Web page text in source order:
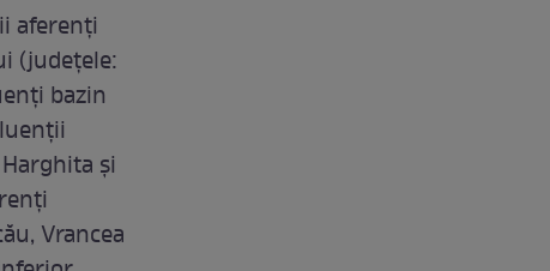
aferenţi
(judeţele:
bazin
şi
Vrancea